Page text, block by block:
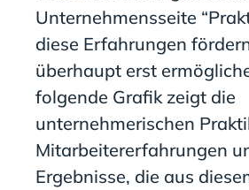
Unternehmensseite
diese Erfahrungen
überhaupt erst
folgende Grafik zeigt die
unternehmerischen
Mitarbeitererfahrungen
Ergebnisse, die aus